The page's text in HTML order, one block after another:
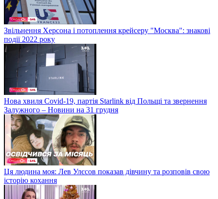
Звільнення Херсона і потоплення крейсеру "Москва": знакові
події 2022 року
Нова хвиля Covid-19, партія Starlink від Польщі та звернення
Залужного – Новини на 31 грудня
Ця людина моя: Лев Улєсов показав дівчину та розповів свою
історію кохання